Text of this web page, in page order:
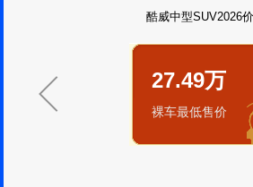
酷威中型SUV2026
27.49万
裸车最低售价